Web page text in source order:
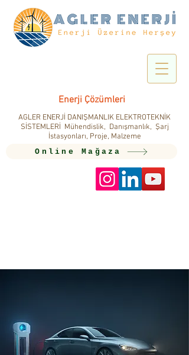
AGLER ENERJİ DANIŞMANLIK ELEKTROTEKNİK
SİSTEMLERİ Mühendislik, Danışmanlık, Şarj
İstasyonları, Proje, Malzeme
Enerji Çözümleri
Online Mağaza